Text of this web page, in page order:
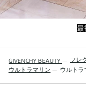
最
GIVENCHY BEAUTY — フレ
ウルトラマリン — ウルトラ